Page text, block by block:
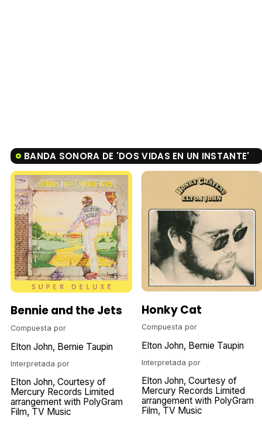
BANDA SONORA DE 'DOS VIDAS EN UN INSTANTE'
Bennie and the Jets
Compuesta por
Elton John Bernie Taupin
Interpretada por
Elton John Courtesy of
Mercury Records Limited
arrangement with PolyGram
Film TV Music
Honky Cat
Compuesta por
Elton John Bernie Taupin
Interpretada por
Elton John Courtesy of
Mercury Records Limited
arrangement with PolyGram
Film TV Music